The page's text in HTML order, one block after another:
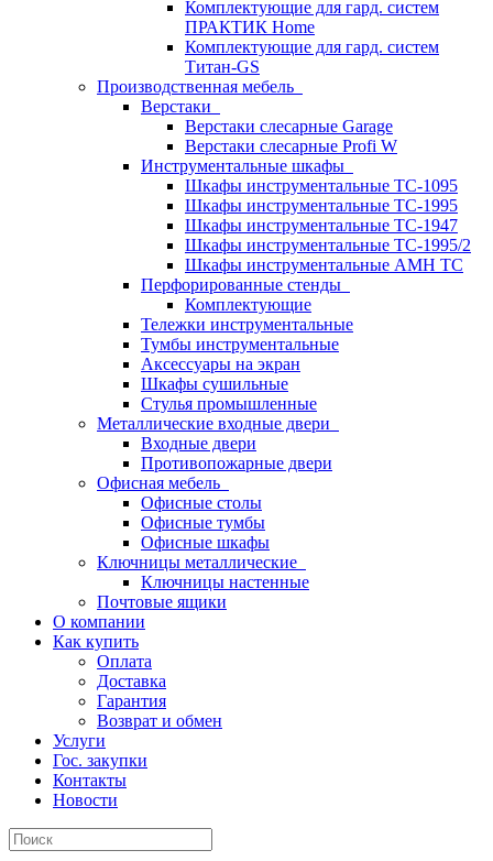
Комплектующие для гард. систем
ПРАКТИК Home
Комплектующие для гард. систем
Титан-GS
Производственная мебель
Верстаки
Верстаки слесарные Garage
Верстаки слесарные Profi W
Инструментальные шкафы
Шкафы инструментальные TC-1095
Шкафы инструментальные TC-1995
Шкафы инструментальные TC-1947
Шкафы инструментальные TC-1995/2
Шкафы инструментальные AMH TC
Перфорированные стенды
Комплектующие
Тележки инструментальные
Тумбы инструментальные
Аксессуары на экран
Шкафы сушильные
Стулья промышленные
Металлические входные двери
Входные двери
Противопожарные двери
Офисная мебель
Офисные столы
Офисные тумбы
Офисные шкафы
Ключницы металлические
Ключницы настенные
Почтовые ящики
О компании
Как купить
Оплата
Доставка
Гарантия
Возврат и обмен
Услуги
Гос. закупки
Контакты
Новости